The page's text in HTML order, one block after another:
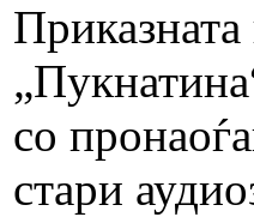
Приказната
со
стари